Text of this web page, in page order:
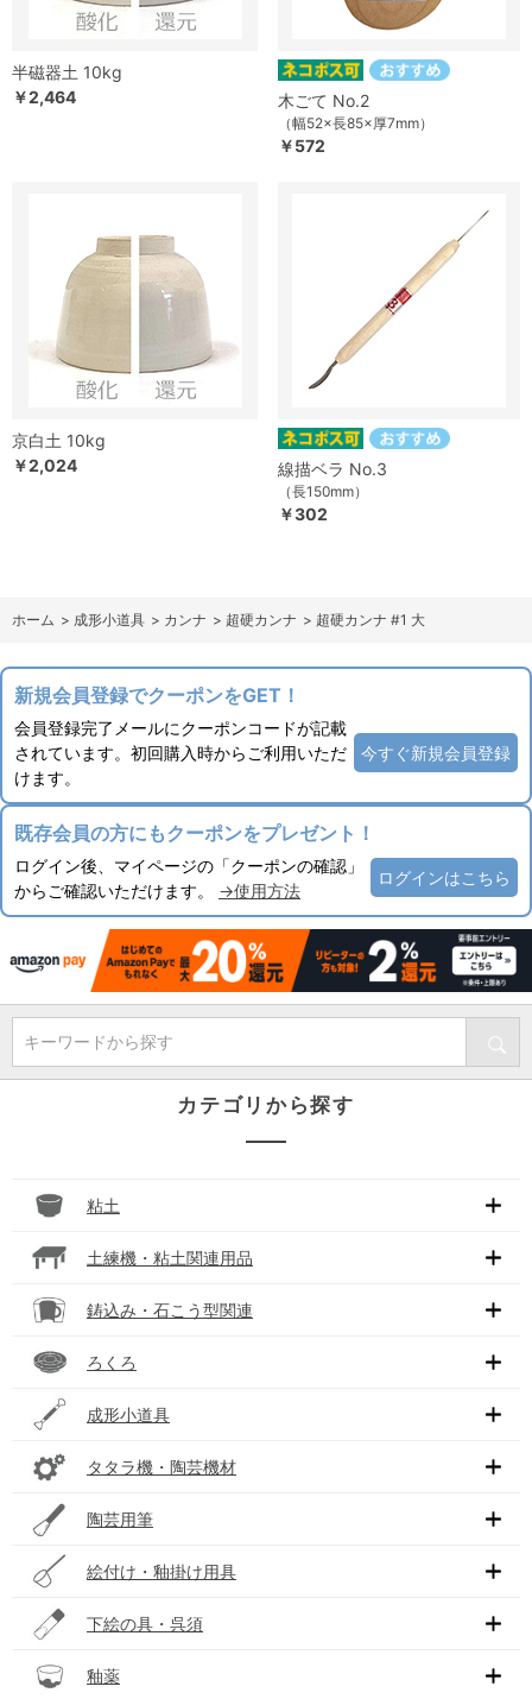
半磁器土 10kg
￥2,464
木ごて No.2
（幅52×長85×厚7mm）
￥572
京白土 10kg
￥2,024
線描ベラ No.3
（長150mm）
￥302
ホーム > 成形小道具 > カンナ > 超硬カンナ > 超硬カンナ #1 大
新規会員登録でクーポンをGET！
会員登録完了メールにクーポンコードが記載
されています。初回購入時からご利用いただ
けます。
今すぐ新規会員登録
既存会員の方にもクーポンをプレゼント！
ログイン後、マイページの「クーポンの確認」
からご確認いただけます。 →使用方法
ログインはこちら
キーワードから探す
カテゴリから探す
粘土
土練機・粘土関連用品
鋳込み・石こう型関連
ろくろ
成形小道具
タタラ機・陶芸機材
陶芸用筆
絵付け・釉掛け用具
下絵の具・呉須
釉薬